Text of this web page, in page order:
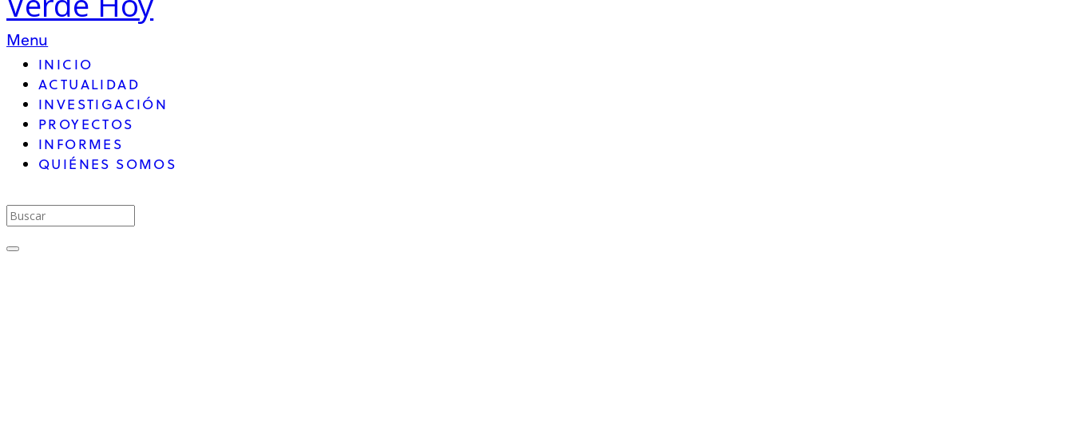
Menu
INICIO
ACTUALIDAD
INVESTIGACIÓN
PROYECTOS
INFORMES
QUIÉNES SOMOS